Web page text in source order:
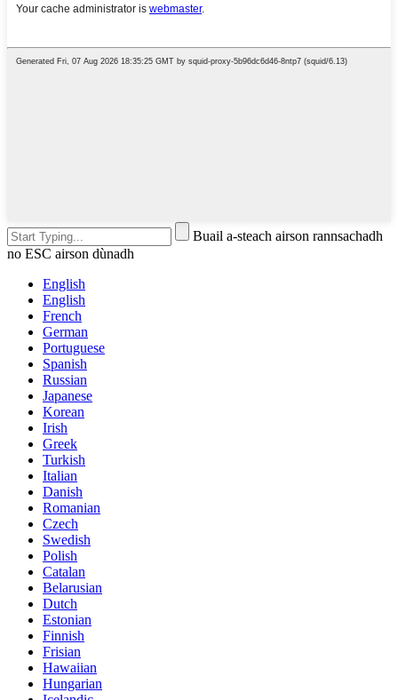
Buail a-steach airson rannsachadh
no ESC airson dùnadh
English
English
French
German
Portuguese
Spanish
Russian
Japanese
Korean
Irish
Greek
Turkish
Italian
Danish
Romanian
Czech
Swedish
Polish
Catalan
Belarusian
Dutch
Estonian
Finnish
Frisian
Hawaiian
Hungarian